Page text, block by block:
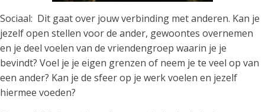
Sociaal: Dit gaat over jouw verbinding met anderen. Kan je
jezelf open stellen voor de ander, gewoontes overnemen
en je deel voelen van de vriendengroep waarin je je
bevindt? Voel je je eigen grenzen of neem je te veel op van
een ander? Kan je de sfeer op je werk voelen en jezelf
hiermee voeden?